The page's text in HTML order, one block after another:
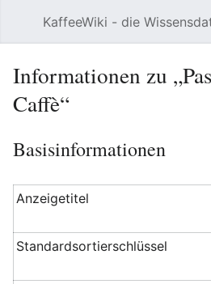
KaffeeWiki - die
Informationen zu
Caffè“
Basisinformationen
Anzeigetitel
Standardsortierschlüssel